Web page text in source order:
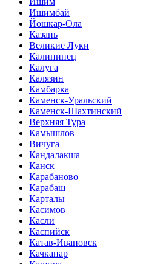
Ишимбай
Йошкар-Ола
Казань
Великие Луки
Калининец
Калуга
Калязин
Камбарка
Каменск-Уральский
Каменск-Шахтинский
Верхняя Тура
Камышлов
Вичуга
Кандалакша
Канск
Карабаново
Карабаш
Карталы
Касимов
Касли
Каспийск
Катав-Ивановск
Качканар